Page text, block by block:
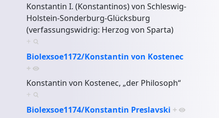
Konstantin I. (Konstantinos) von Schleswig-
Holstein-Sonderburg-Glücksburg
(verfassungswidrig: Herzog von Sparta)
+
Biolexsoe1172/Konstantin von Kostenec
+
Konstantin von Kostenec, „der Philosoph“
+
Biolexsoe1174/Konstantin Preslavski +